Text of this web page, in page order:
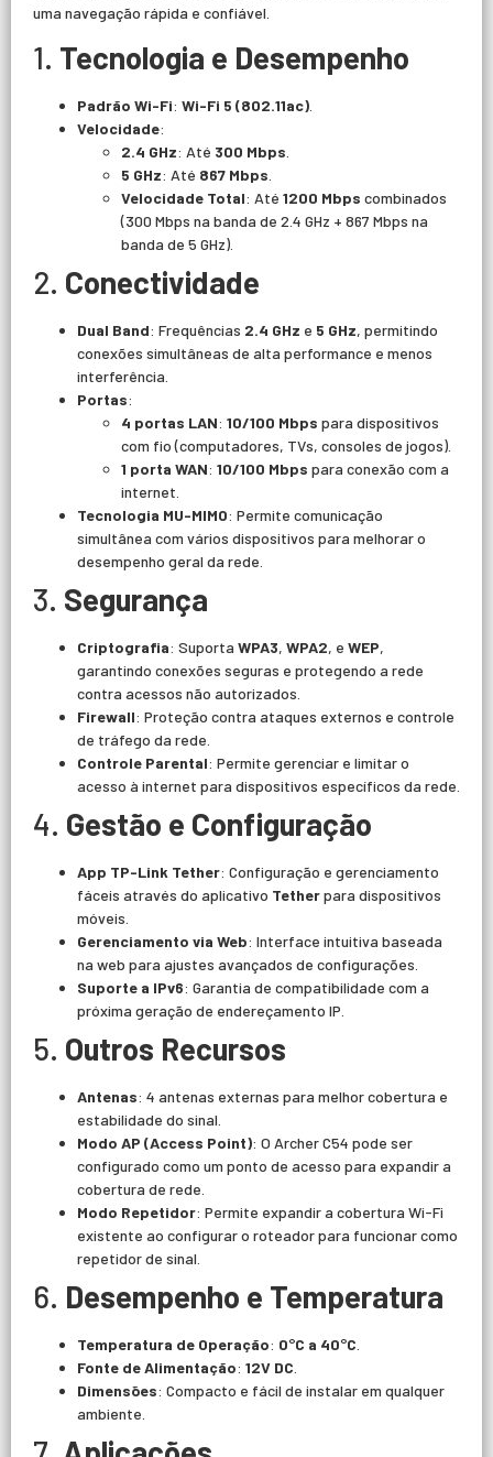
uma navegação rápida e confiável.
1. Tecnologia e Desempenho
Padrão Wi-Fi: Wi-Fi 5 (802.11ac)
Velocidade:
2.4 GHz: Até 300 Mbps
5 GHz: Até 867 Mbps
Velocidade Total: Até 1200 Mbps combinados
(300 Mbps na banda de 2.4 GHz + 867 Mbps na
banda de 5 GHz).
2. Conectividade
Dual Band: Frequências 2.4 GHz e 5 GHz, permitindo
conexões simultâneas de alta performance e menos
interferência.
Portas:
4 portas LAN: 10/100 Mbps para dispositivos
com fio (computadores, TVs, consoles de jogos).
1 porta WAN: 10/100 Mbps para conexão com a
internet.
Tecnologia MU-MIMO: Permite comunicação
simultânea com vários dispositivos para melhorar o
desempenho geral da rede.
3. Segurança
Criptografia: Suporta WPA3, WPA2, e WEP,
garantindo conexões seguras e protegendo a rede
contra acessos não autorizados.
Firewall: Proteção contra ataques externos e controle
de tráfego da rede.
Controle Parental: Permite gerenciar e limitar o
acesso à internet para dispositivos específicos da rede.
4. Gestão e Configuração
App TP-Link Tether: Configuração e gerenciamento
fáceis através do aplicativo Tetherpara dispositivos
móveis.
Gerenciamento via Web: Interface intuitiva baseada
na web para ajustes avançados de configurações.
Suporte a IPv6: Garantia de compatibilidade com a
próxima geração de endereçamento IP.
5. Outros Recursos
Antenas: 4 antenas externas para melhor cobertura e
estabilidade do sinal.
Modo AP (Access Point): O Archer C54 pode ser
configurado como um ponto de acesso para expandir a
cobertura de rede.
Modo Repetidor: Permite expandir a cobertura Wi-Fi
existente ao configurar o roteador para funcionar como
repetidor de sinal.
6. Desempenho e Temperatura
Temperatura de Operação: 0°C a 40°C
Fonte de Alimentação: 12V DC
Dimensões: Compacto e fácil de instalar em qualquer
ambiente.